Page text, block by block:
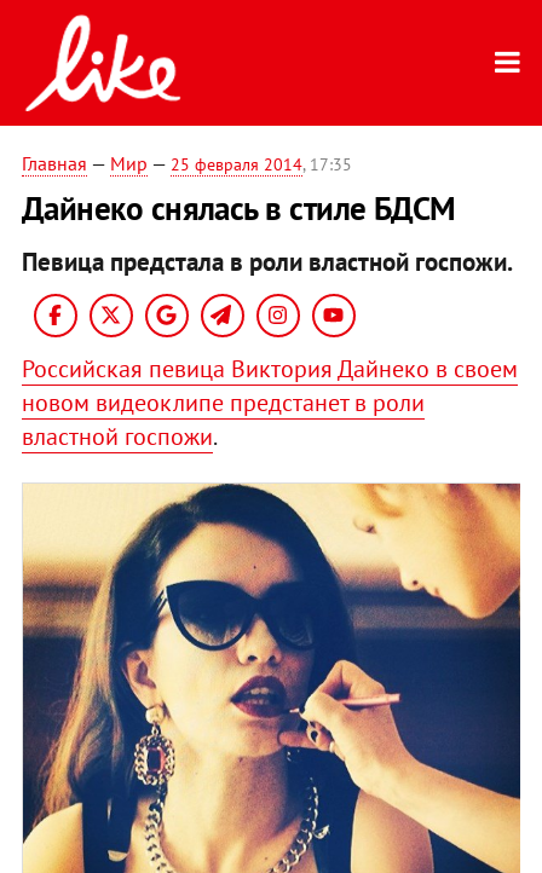
Главная — Мир — 25 февраля 2014, 17:35
Дайнеко снялась в стиле БДСМ
Певица предстала в роли властной госпожи.
Российская певица Виктория Дайнеко в своем
новом видеоклипе предстанет в роли
властной госпожи.